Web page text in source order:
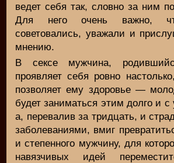
ведет себя так, словно за ним
Для него очень важно,
советовались, уважали и
мнению.
В сексе мужчина,
проявляет себя ровно
позволяет ему здоровье —
будет заниматься этим долго и с
а, перевалив за тридцать, и
заболеваниями, вмиг
и степенного мужчину, для
навязчивых идей